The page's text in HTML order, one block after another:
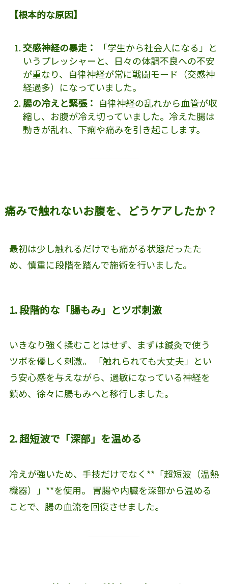
【根本的な原因】
交感神経の暴走：
「学生から社会人になる」と
いうプレッシャーと、日々の体調不良への不安
が重なり、自律神経が常に戦闘モード（交感神
経過多）になっていました。
腸の冷えと緊張： 自律神経の乱れから血管が収
縮し、お腹が冷え切っていました。冷えた腸は
動きが乱れ、下痢や痛みを引き起こします。
痛みで触れないお腹を、どうケアしたか？
最初は少し触れるだけでも痛がる状態だったた
め、慎重に段階を踏んで施術を行いました。
1. 段階的な「腸もみ」とツボ刺激
いきなり強く揉むことはせず、まずは鍼灸で使う
ツボを優しく刺激。 「触れられても大丈夫」とい
う安心感を与えながら、過敏になっている神経を
鎮め、徐々に腸もみへと移行しました。
2. 超短波で「深部」を温める
冷えが強いため、手技だけでなく**「超短波（温熱
機器）」**を使用。 胃腸や内臓を深部から温める
ことで、腸の血流を回復させました。